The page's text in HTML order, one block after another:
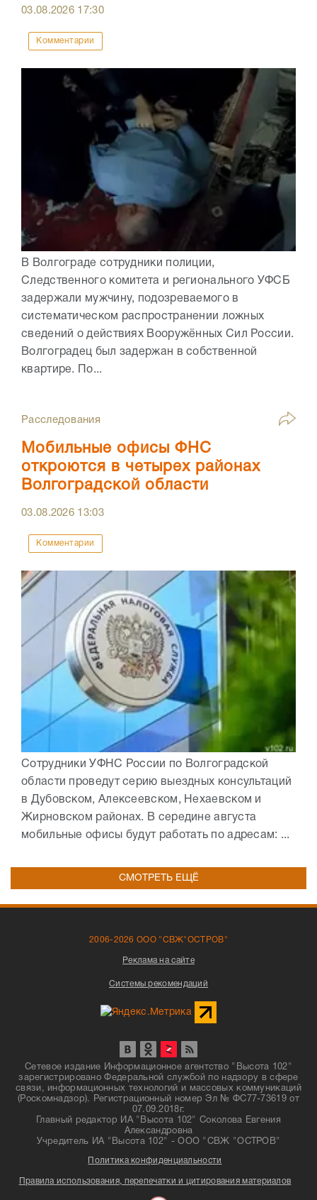
03.08.2026 17:30
Комментарии
В Волгограде сотрудники полиции,
Следственного комитета и регионального УФСБ
задержали мужчину, подозреваемого в
систематическом распространении ложных
сведений о действиях Вооружённых Сил России.
Волгоградец был задержан в собственной
квартире. По...
Расследования
Мобильные офисы ФНС
откроются в четырех районах
Волгоградской области
03.08.2026 13:03
Комментарии
Сотрудники УФНС России по Волгоградской
области проведут серию выездных консультаций
в Дубовском, Алексеевском, Нехаевском и
Жирновском районах. В середине августа
мобильные офисы будут работать по адресам: ...
СМОТРЕТЬ ЕЩЁ
2006-2026 ООО "СВЖ"ОСТРОВ"
Реклама на сайте
Системы рекомендаций
Сетевое издание Информационное агентство "Высота 102"
зарегистрировано Федеральной службой по надзору в сфере
связи, информационных технологий и массовых коммуникаций
(Роскомнадзор). Регистрационный номер Эл № ФС77-73619 от
07.09.2018г.
Главный редактор ИА "Высота 102" Соколова Евгения
Александровна
Учредитель ИА "Высота 102" - ООО "СВЖ "ОСТРОВ"
Политика конфиденциальности
Правила использования, перепечатки и цитирования материалов